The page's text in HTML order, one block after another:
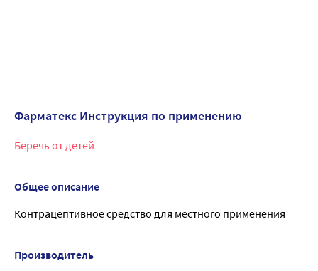
Фарматекс Инструкция по применению
Беречь от детей
Общее описание
Контрацептивное средство для местного применения
Производитель